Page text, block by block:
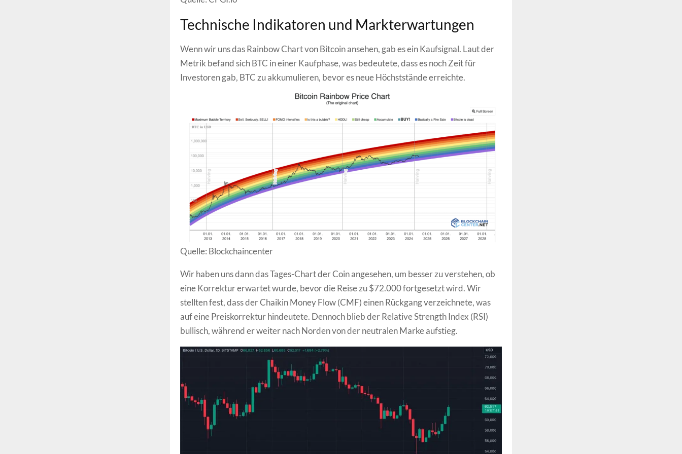
Technische Indikatoren und Markterwartungen
Wenn wir uns das Rainbow Chart von Bitcoin ansehen, gab es ein Kaufsignal. Laut der
Metrik befand sich BTC in einer Kaufphase, was bedeutete, dass es noch Zeit für
Investoren gab, BTC zu akkumulieren, bevor es neue Höchststände erreichte.
Quelle: Blockchaincenter
Wir haben uns dann das Tages-Chart der Coin angesehen, um besser zu verstehen, ob
eine Korrektur erwartet wurde, bevor die Reise zu $72.000 fortgesetzt wird. Wir
stellten fest, dass der Chaikin Money Flow (CMF) einen Rückgang verzeichnete, was
auf eine Preiskorrektur hindeutete. Dennoch blieb der Relative Strength Index (RSI)
bullisch, während er weiter nach Norden von der neutralen Marke aufstieg.